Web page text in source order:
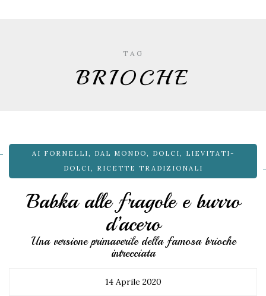
TAG
BRIOCHE
AI FORNELLI , DAL MONDO , DOLCI ,
LIEVITATI-
DOLCI , RICETTE TRADIZIONALI
Babka alle fragole e burro
d’acero
Una versione primaverile della famosa brioche
intrecciata
14 Aprile 2020